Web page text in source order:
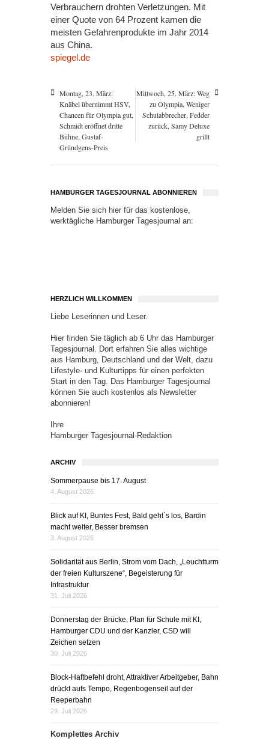
Verbrauchern drohten Verletzungen. Mit
einer Quote von 64 Prozent kamen die
meisten Gefahrenprodukte im Jahr 2014
aus China.
spiegel.de
Montag, 23. März:
Knäbel übernimmt HSV,
Chancen für Olympia gut,
Schmidt eröffnet dritte
Bühne, Gustaf-
Gründgens-Preis
Mittwoch, 25. März: Weg
zu Olympia, Weniger
Schulabbrecher, Fedder
zurück, Samy Deluxe
grillt
HAMBURGER TAGESJOURNAL ABONNIEREN
Melden Sie sich hier für das kostenlose,
werktägliche Hamburger Tagesjournal an:
HERZLICH WILLKOMMEN
Liebe Leserinnen und Leser.
Hier finden Sie täglich ab 6 Uhr das Hamburger
Tagesjournal. Dort erfahren Sie alles wichtige
aus Hamburg, Deutschland und der Welt, dazu
Lifestyle- und Kulturtipps für einen perfekten
Start in den Tag. Das Hamburger Tagesjournal
können Sie auch kostenlos als Newsletter
abonnieren!
Ihre
Hamburger Tagesjournal-Redaktion
ARCHIV
Sommerpause bis 17. August
4. August 2026
Blick auf KI, Buntes Fest, Bald geht´s los, Bardin
macht weiter, Besser bremsen
3. August 2026
Solidarität aus Berlin, Strom vom Dach, „Leuchtturm
der freien Kulturszene“, Begeisterung für
Infrastruktur
31. Juli 2026
Donnerstag der Brücke, Plan für Schule mit KI,
Hamburger CDU und der Kanzler, CSD will
Zeichen setzen
30. Juli 2026
Block-Haftbefehl droht, Attraktiver Arbeitgeber, Bahn
drückt aufs Tempo, Regenbogenseil auf der
Reeperbahn
29. Juli 2026
Komplettes Archiv